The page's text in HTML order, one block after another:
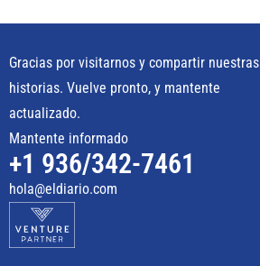
Gracias por visitarnos y compartir nuestras
historias. Vuelve pronto, y mantente
actualizado.
Mantente informado
+1 936/342-7461
hola@eldiario.com